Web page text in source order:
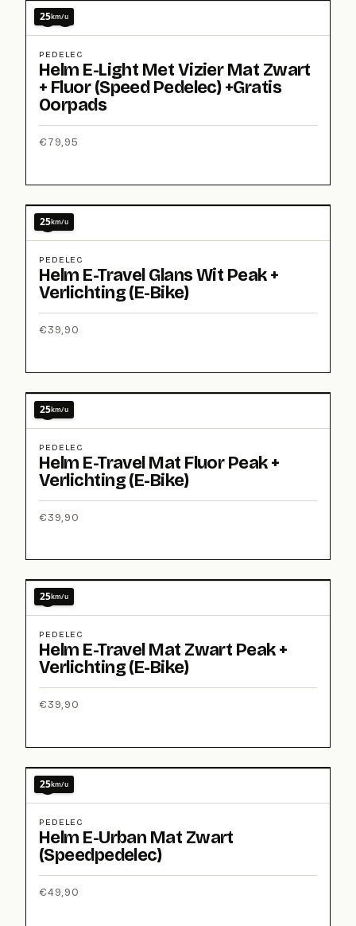
25km/u
PEDELEC
Helm E-Light Met Vizier Mat Zwart
+ Fluor (Speed Pedelec) +Gratis
Oorpads
€79,95
25km/u
PEDELEC
Helm E-Travel Glans Wit Peak +
Verlichting (E-Bike)
€39,90
25km/u
PEDELEC
Helm E-Travel Mat Fluor Peak +
Verlichting (E-Bike)
€39,90
25km/u
PEDELEC
Helm E-Travel Mat Zwart Peak +
Verlichting (E-Bike)
€39,90
25km/u
PEDELEC
Helm E-Urban Mat Zwart
(Speedpedelec)
€49,90